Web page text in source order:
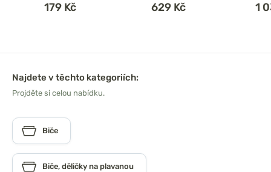
179 Kč 629 Kč 1
Najdete v těchto kategoriích:
Projděte si celou nabídku.
Biče
Biče, děličky na plavanou